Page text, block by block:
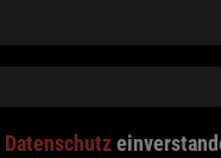
Datenschutz